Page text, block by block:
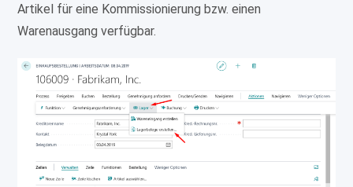
Artikel für eine Kommissionierung bzw. einen
Warenausgang verfügbar.